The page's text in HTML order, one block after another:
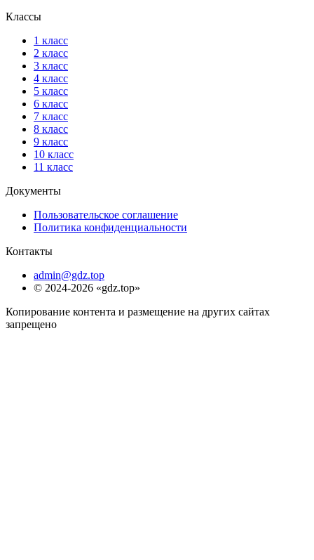
Классы
1 класс
2 класс
3 класс
4 класс
5 класс
6 класс
7 класс
8 класс
9 класс
10 класс
11 класс
Документы
Пользовательское соглашение
Политика конфиденциальности
Контакты
admin@gdz.top
© 2024-2026 «gdz.top»
Копирование контента и размещение на других сайтах
запрещено